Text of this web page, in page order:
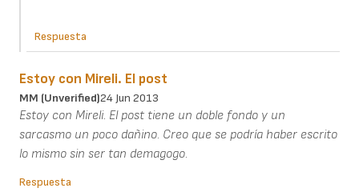
Respuesta
Estoy con Mireli. El post
MM (unverified)24 Jun 2013
Estoy con Mireli. El post tiene un doble fondo y un
sarcasmo un poco dañino. Creo que se podría haber escrito
lo mismo sin ser tan demagogo.
Respuesta